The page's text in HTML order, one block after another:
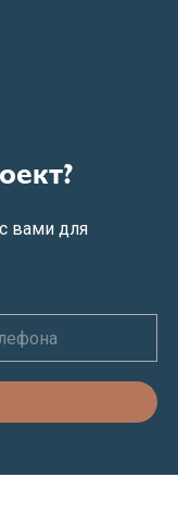
вами для